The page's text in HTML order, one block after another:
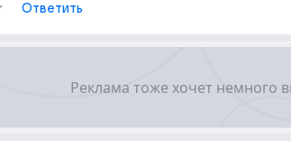
Ответить